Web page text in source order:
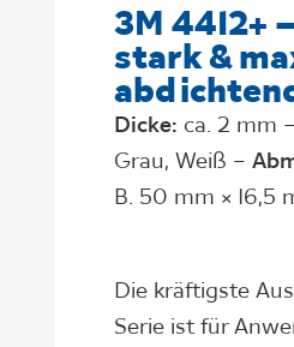
3M 4412+
stark &
Dicke: ca. 2 mm –
Grau, Weiß –
B. 50 mm × 16,5
Die kräftigste
Serie ist für